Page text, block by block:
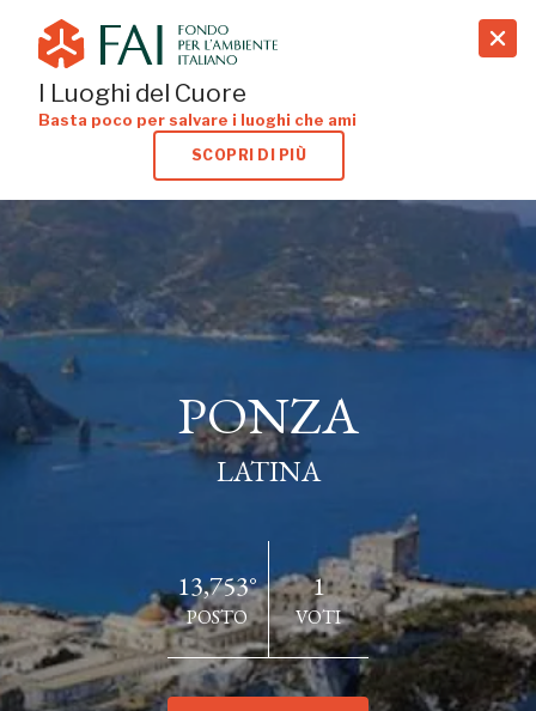
search
I Luoghi del Cuore
Basta poco per salvare i luoghi che ami
SCOPRI DI PIÙ
PONZA
LATINA
13,753°
POSTO
1
VOTI
PONZA
LATINA